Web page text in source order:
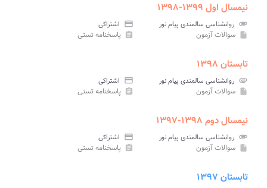
نیمسال اول ۱۳۹۹-۱۳۹۸
attachment روانشناسی سالمندی پیام نور credit_card اشتراکی
insert_drive_file سوالات آزمون assignment پاسخنامه تستی
تابستان ۱۳۹۸
attachment روانشناسی سالمندی پیام نور credit_card اشتراکی
insert_drive_file سوالات آزمون assignment پاسخنامه تستی
نیمسال دوم ۱۳۹۸-۱۳۹۷
attachment روانشناسی سالمندی پیام نور credit_card اشتراکی
insert_drive_file سوالات آزمون assignment پاسخنامه تستی
تابستان ۱۳۹۷